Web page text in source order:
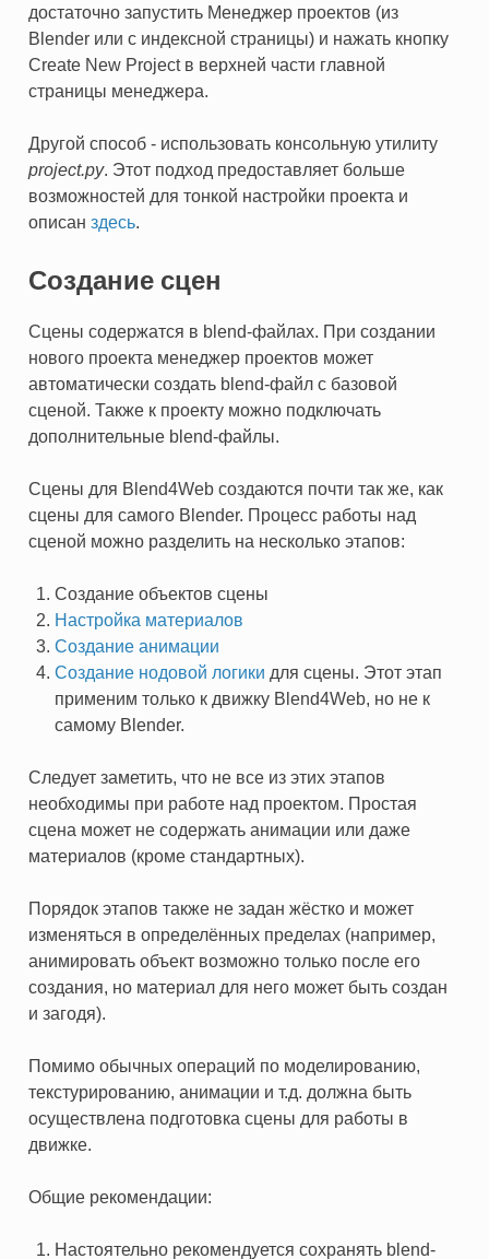
достаточно запустить Менеджер проектов (из
Blender или с индексной страницы) и нажать кнопку
Create New Project в верхней части главной
страницы менеджера.
Другой способ - использовать консольную утилиту
project.py. Этот подход предоставляет больше
возможностей для тонкой настройки проекта и
описан здесь.
Создание сцен
Сцены содержатся в blend-файлах. При создании
нового проекта менеджер проектов может
автоматически создать blend-файл с базовой
сценой. Также к проекту можно подключать
дополнительные blend-файлы.
Сцены для Blend4Web создаются почти так же, как
сцены для самого Blender. Процесс работы над
сценой можно разделить на несколько этапов:
Создание объектов сцены
Настройка материалов
Создание анимации
Создание нодовой логики для сцены. Этот этап
применим только к движку Blend4Web, но не к
самому Blender.
Следует заметить, что не все из этих этапов
необходимы при работе над проектом. Простая
сцена может не содержать анимации или даже
материалов (кроме стандартных).
Порядок этапов также не задан жёстко и может
изменяться в определённых пределах (например,
анимировать объект возможно только после его
создания, но материал для него может быть создан
и загодя).
Помимо обычных операций по моделированию,
текстурированию, анимации и т.д. должна быть
осуществлена подготовка сцены для работы в
движке.
Общие рекомендации:
Настоятельно рекомендуется сохранять blend-